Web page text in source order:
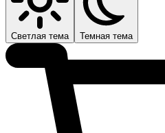
Светлая тема Темная тема